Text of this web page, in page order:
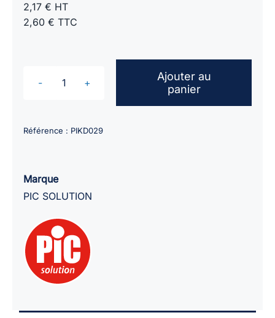
2,17 € HT
2,60 € TTC
quantité
Pansements
5cmx7cm
boîte
de
5
Ajouter au
panier
Référence : PIKD029
Marque
PIC SOLUTION